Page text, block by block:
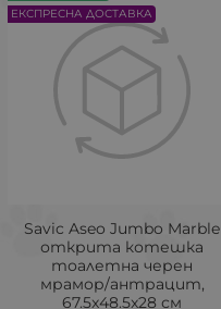
Savic Aseo Jumbo Marble
открита котешка
тоалетна черен
мрамор/антрацит,
67.5x48.5x28 см
ЕКСПРЕСНА ДОСТАВКА